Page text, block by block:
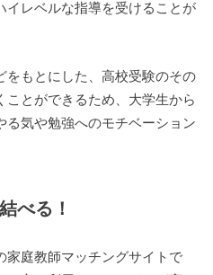
イレベルな指導を受けることが
をもとにした、高校受験のその
ことができるため、大学生から
る気や勉強へのモチベーション
べる！
家庭教師マッチングサイトで